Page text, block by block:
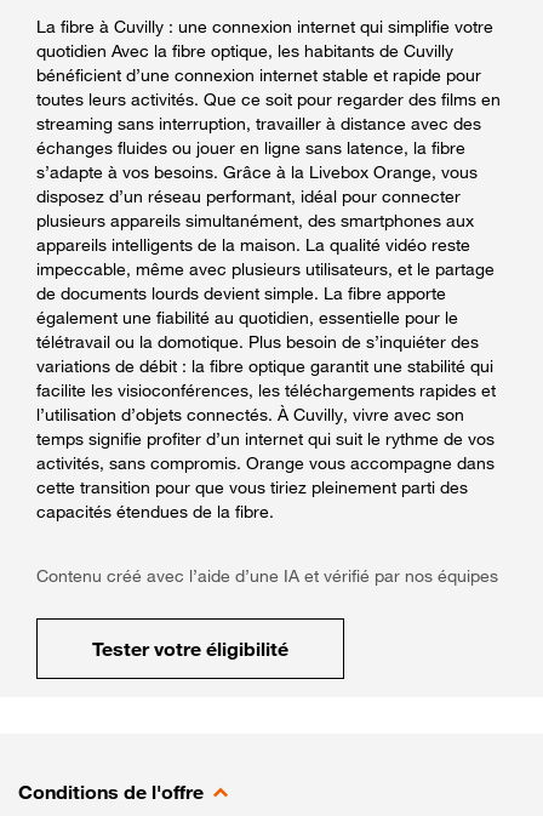
La fibre à Cuvilly : une connexion internet qui simplifie votre
quotidien Avec la fibre optique, les habitants de Cuvilly
bénéficient d’une connexion internet stable et rapide pour
toutes leurs activités. Que ce soit pour regarder des films en
streaming sans interruption, travailler à distance avec des
échanges fluides ou jouer en ligne sans latence, la fibre
s’adapte à vos besoins. Grâce à la Livebox Orange, vous
disposez d’un réseau performant, idéal pour connecter
plusieurs appareils simultanément, des smartphones aux
appareils intelligents de la maison. La qualité vidéo reste
impeccable, même avec plusieurs utilisateurs, et le partage
de documents lourds devient simple. La fibre apporte
également une fiabilité au quotidien, essentielle pour le
télétravail ou la domotique. Plus besoin de s’inquiéter des
variations de débit : la fibre optique garantit une stabilité qui
facilite les visioconférences, les téléchargements rapides et
l’utilisation d’objets connectés. À Cuvilly, vivre avec son
temps signifie profiter d’un internet qui suit le rythme de vos
activités, sans compromis. Orange vous accompagne dans
cette transition pour que vous tiriez pleinement parti des
capacités étendues de la fibre.
Contenu créé avec l’aide d’une IA et vérifié par nos équipes
Tester votre éligibilité
Conditions de l'offre